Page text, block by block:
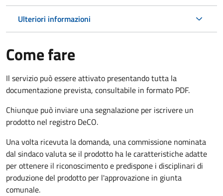
Ulteriori informazioni
Come fare
Il servizio può essere attivato presentando tutta la
documentazione prevista, consultabile in formato PDF.
Chiunque può inviare una segnalazione per iscrivere un
prodotto nel registro DeCO.
Una volta ricevuta la domanda, una commissione nominata
dal sindaco valuta se il prodotto ha le caratteristiche adatte
per ottenere il riconoscimento e predispone i disciplinari di
produzione del prodotto per l'approvazione in giunta
comunale.